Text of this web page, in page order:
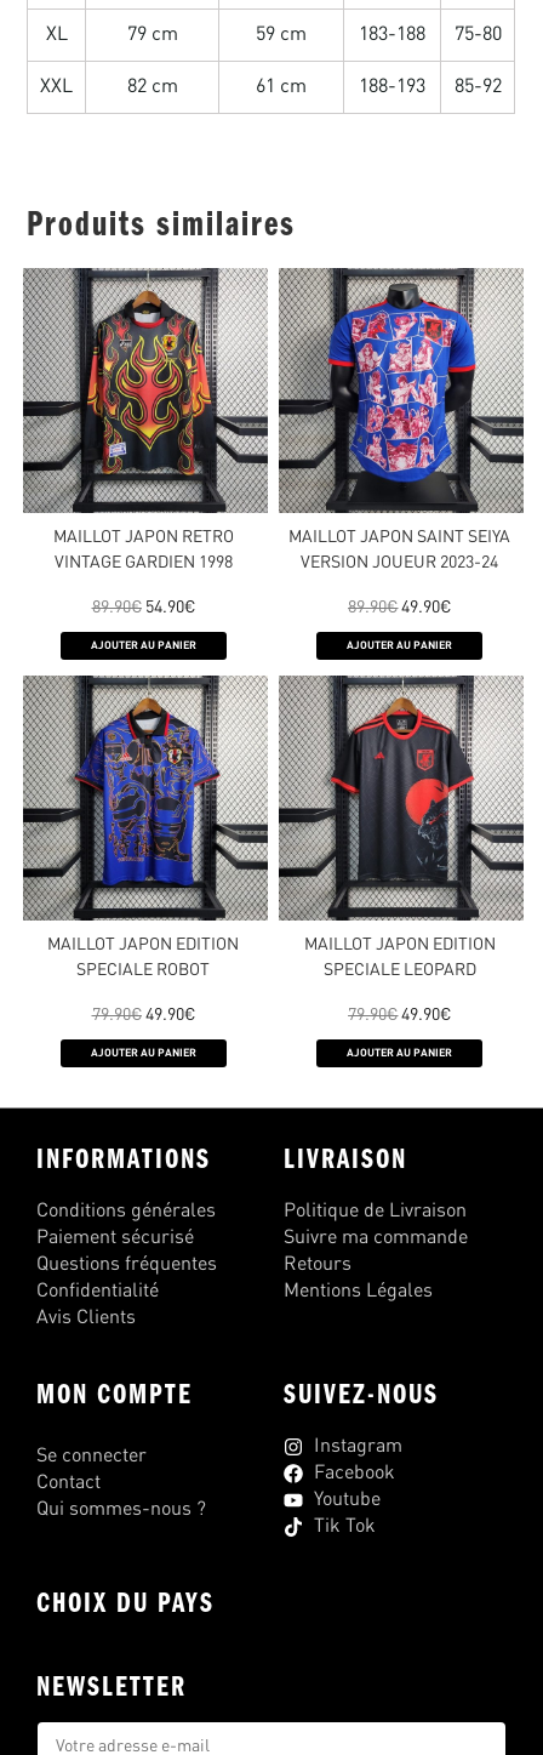
XL 79 cm 59 cm 183-188 75-80
XXL 82 cm 61 cm 188-193 85-92
Produits similaires
MAILLOT JAPON RETRO
VINTAGE GARDIEN 1998
89.90€ 54.90€
AJOUTER AU PANIER
MAILLOT JAPON SAINT SEIYA
VERSION JOUEUR 2023-24
89.90€ 49.90€
AJOUTER AU PANIER
MAILLOT JAPON EDITION
SPECIALE ROBOT
79.90€ 49.90€
AJOUTER AU PANIER
MAILLOT JAPON EDITION
SPECIALE LEOPARD
79.90€ 49.90€
AJOUTER AU PANIER
INFORMATIONS
Conditions générales
Paiement sécurisé
Questions fréquentes
Confidentialité
Avis Clients
LIVRAISON
Politique de Livraison
Suivre ma commande
Retours
Mentions Légales
MON COMPTE
Se connecter
Contact
Qui sommes-nous ?
SUIVEZ-NOUS
Instagram
Facebook
Youtube
Tik Tok
CHOIX DU PAYS
NEWSLETTER